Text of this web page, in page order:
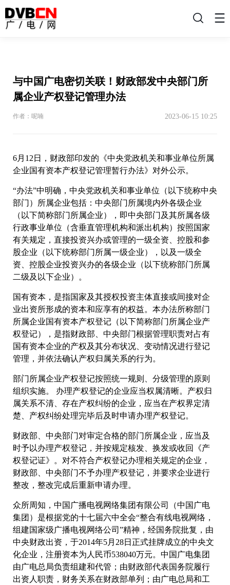
搜
与中国广电密切关联！财政部发中央部门所
属企业产权登记管理办法
作者：呢喃 2023-06-15 10:25
6月12日，财政部印发的《中央党政机关和事业单位所属
企业国有资本产权登记管理暂行办法》对外公示。
“办法”中明确，中央党政机关和事业单位（以下统称中央
部门）所属企业包括：中央部门所属境内外各级企业
（以下简称部门所属企业），即中央部门及其所属各级
行政事业单位（含垂直管理机构和派出机构）按照国家
有关规定，直接投资兴办或管理的一级全资、控股和参
股企业（以下统称部门所属一级企业），以及一级全
资、控股企业投资兴办的各级企业（以下统称部门所属
二级及以下企业）。
国有资本，是指国家及其授权投资主体直接或间接对企
业出资所形成的资本和应享有的权益。本办法所称部门
所属企业国有资本产权登记（以下简称部门所属企业产
权登记），是指财政部、中央部门根据管理职责对占有
国有资本企业的产权及其分布状况、变动情况进行登记
管理，并依法确认产权归属关系的行为。
部门所属企业产权登记按照统一规则、分级管理的原则
组织实施。 办理产权登记的企业应当权属清晰。产权归
属关系不清、存在产权纠纷的企业，应当在产权界定清
楚、产权纠纷处理完毕后及时申请办理产权登记。
财政部、中央部门对审定合格的部门所属企业，应当及
时予以办理产权登记，并按规定核发、换发或收回《产
权登记证》。对不符合产权登记办理相关规定的企业，
财政部、中央部门不予办理产权登记，并要求企业进行
整改，整改完成后重新申请办理。
众所周知，中国广播电视网络集团有限公司（中国广电
集团）是根据党的十七届六中全会“整合有线电视网络，
组建国家级广播电视网络公司”精神，经国务院批复，由
中央财政出资，于2014年5月28日正式挂牌成立的中央文
化企业，注册资本为人民币538040万元。中国广电集团
由广电总局负责组建和代管；由财政部代表国务院履行
出资人职责，财务关系在财政部单列；由广电总局和工